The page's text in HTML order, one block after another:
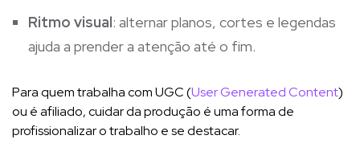
Ritmo visual: alternar planos, cortes e legendas
ajuda a prender a atenção até o fim.
Para quem trabalha com UGC (User Generated Content)
ou é afiliado, cuidar da produção é uma forma de
profissionalizar o trabalho e se destacar.